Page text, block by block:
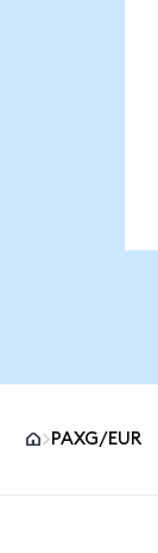
PAXG/EUR